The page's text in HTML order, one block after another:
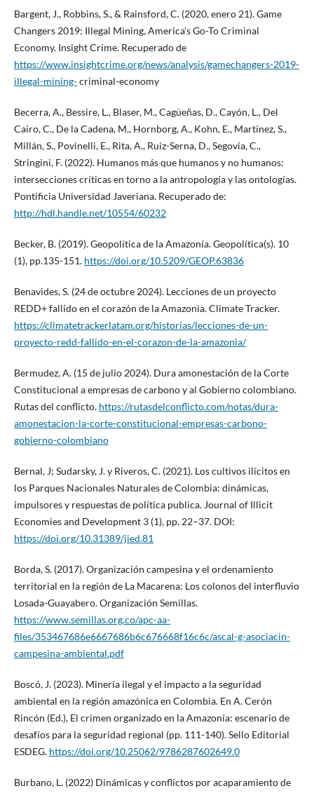
Bargent, J., Robbins, S., & Rainsford, C. (2020, enero 21). Game
Changers 2019: Illegal Mining, America's Go-To Criminal
Economy. Insight Crime. Recuperado de
https://www.insightcrime.org/news/analysis/gamechangers-2019-
illegal-mining-criminal-economy
Becerra, A., Bessire, L., Blaser, M., Cagüeñas, D., Cayón, L., Del
Cairo, C., De la Cadena, M., Hornborg, A., Kohn, E., Martínez, S.,
Millán, S., Povinelli, E., Rita, A., Ruiz-Serna, D., Segovia, C.,
Stringini, F. (2022). Humanos más que humanos y no humanos:
intersecciones críticas en torno a la antropología y las ontologías.
Pontificia Universidad Javeriana. Recuperado de:
http://hdl.handle.net/10554/60232
Becker, B. (2019). Geopolítica de la Amazonía. Geopolítica(s). 10
(1), pp.135-151. https://doi.org/10.5209/GEOP.63836
Benavides, S. (24 de octubre 2024). Lecciones de un proyecto
REDD+ fallido en el corazón de la Amazonia. Climate Tracker.
https://climatetrackerlatam.org/historias/lecciones-de-un-
proyecto-redd-fallido-en-el-corazon-de-la-amazonia/
Bermudez, A. (15 de julio 2024). Dura amonestación de la Corte
Constitucional a empresas de carbono y al Gobierno colombiano.
Rutas del conflicto. https://rutasdelconflicto.com/notas/dura-
amonestacion-la-corte-constitucional-empresas-carbono-
gobierno-colombiano
Bernal, J; Sudarsky, J. y Riveros, C. (2021). Los cultivos ilícitos en
los Parques Nacionales Naturales de Colombia: dinámicas,
impulsores y respuestas de política publica. Journal of Illicit
Economies and Development 3 (1), pp. 22–37. DOI:
https://doi.org/10.31389/jied.81
Borda, S. (2017). Organización campesina y el ordenamiento
territorial en la región de La Macarena: Los colonos del interfluvio
Losada-Guayabero. Organización Semillas.
https://www.semillas.org.co/apc-aa-
files/353467686e6667686b6c676668f16c6c/ascal-g-asociacin-
campesina-ambiental.pdf
Boscó, J. (2023). Minería ilegal y el impacto a la seguridad
ambiental en la región amazónica en Colombia. En A. Cerón
Rincón (Ed.), El crimen organizado en la Amazonía: escenario de
desafíos para la seguridad regional (pp. 111-140). Sello Editorial
ESDEG. https://doi.org/10.25062/9786287602649.0
Burbano, L. (2022) Dinámicas y conflictos por acaparamiento de